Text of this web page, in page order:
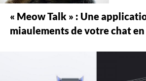
« Meow Talk » : Une
miaulements de votre chat